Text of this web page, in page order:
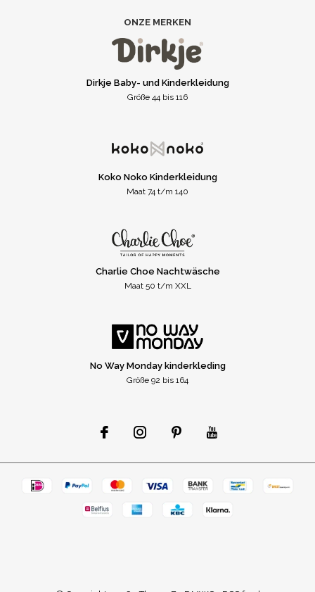
ONZE MERKEN
Dirkje Baby- und Kinderkleidung
Größe 44 bis 116
Koko Noko Kinderkleidung
Maat 74 t/m 140
Charlie Choe Nachtwäsche
Maat 50 t/m XXL
No Way Monday kinderkleding
Größe 92 bis 164